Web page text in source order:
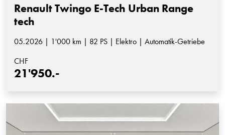
Renault Twingo E-Tech Urban Range
tech
05.2026 | 1'000 km | 82 PS | Elektro | Automatik-Getriebe
CHF
21'950.-